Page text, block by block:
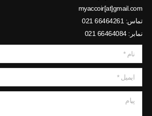
myaccoir[at]gmail.com
تماس: 66464261 021
نمابر: 66464084 021
نام *
ایمیل *